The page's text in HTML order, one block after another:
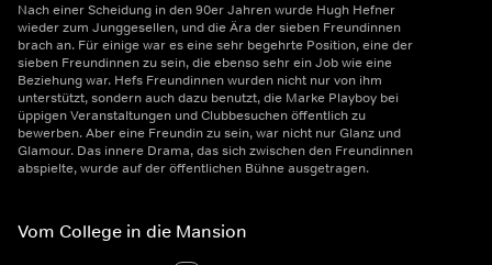
Nach einer Scheidung in den 90er Jahren wurde Hugh Hefner
wieder zum Junggesellen, und die Ära der sieben Freundinnen
brach an. Für einige war es eine sehr begehrte Position, eine der
sieben Freundinnen zu sein, die ebenso sehr ein Job wie eine
Beziehung war. Hefs Freundinnen wurden nicht nur von ihm
unterstützt, sondern auch dazu benutzt, die Marke Playboy bei
üppigen Veranstaltungen und Clubbesuchen öffentlich zu
bewerben. Aber eine Freundin zu sein, war nicht nur Glanz und
Glamour. Das innere Drama, das sich zwischen den Freundinnen
abspielte, wurde auf der öffentlichen Bühne ausgetragen.
Vom College in die Mansion